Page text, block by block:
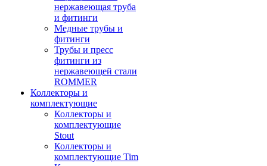
нержавеющая труба
и фитинги
Медные трубы и
фитинги
Трубы и пресс
фитинги из
нержавеющей стали
ROMMER
Коллекторы и
комплектующие
Коллекторы и
комплектующие
Stout
Коллекторы и
комплектующие Tim